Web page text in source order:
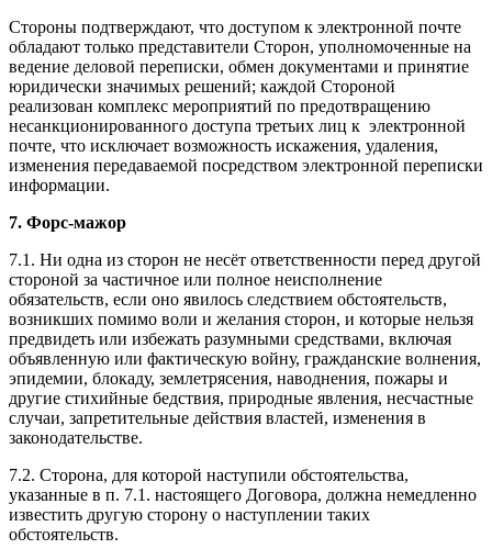
Стороны подтверждают, что доступом к электронной почте
обладают только представители Сторон, уполномоченные на
ведение деловой переписки, обмен документами и принятие
юридически значимых решений; каждой Стороной
реализован комплекс мероприятий по предотвращению
несанкционированного доступа третьих лиц к электронной
почте, что исключает возможность искажения, удаления,
изменения передаваемой посредством электронной переписки
информации.
7. Форс-мажор
7.1. Ни одна из сторон не несёт ответственности перед другой
стороной за частичное или полное неисполнение
обязательств, если оно явилось следствием обстоятельств,
возникших помимо воли и желания сторон, и которые нельзя
предвидеть или избежать разумными средствами, включая
объявленную или фактическую войну, гражданские волнения,
эпидемии, блокаду, землетрясения, наводнения, пожары и
другие стихийные бедствия, природные явления, несчастные
случаи, запретительные действия властей, изменения в
законодательстве.
7.2. Сторона, для которой наступили обстоятельства,
указанные в п. 7.1. настоящего Договора, должна немедленно
известить другую сторону о наступлении таких
обстоятельств.